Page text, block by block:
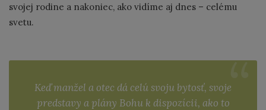
svojej rodine a nakoniec, ako vidíme aj dnes – celému
svetu.
Keď manžel a otec dá celú svoju bytosť, svoje
predstavy a plány Bohu k dispozícii, ako to